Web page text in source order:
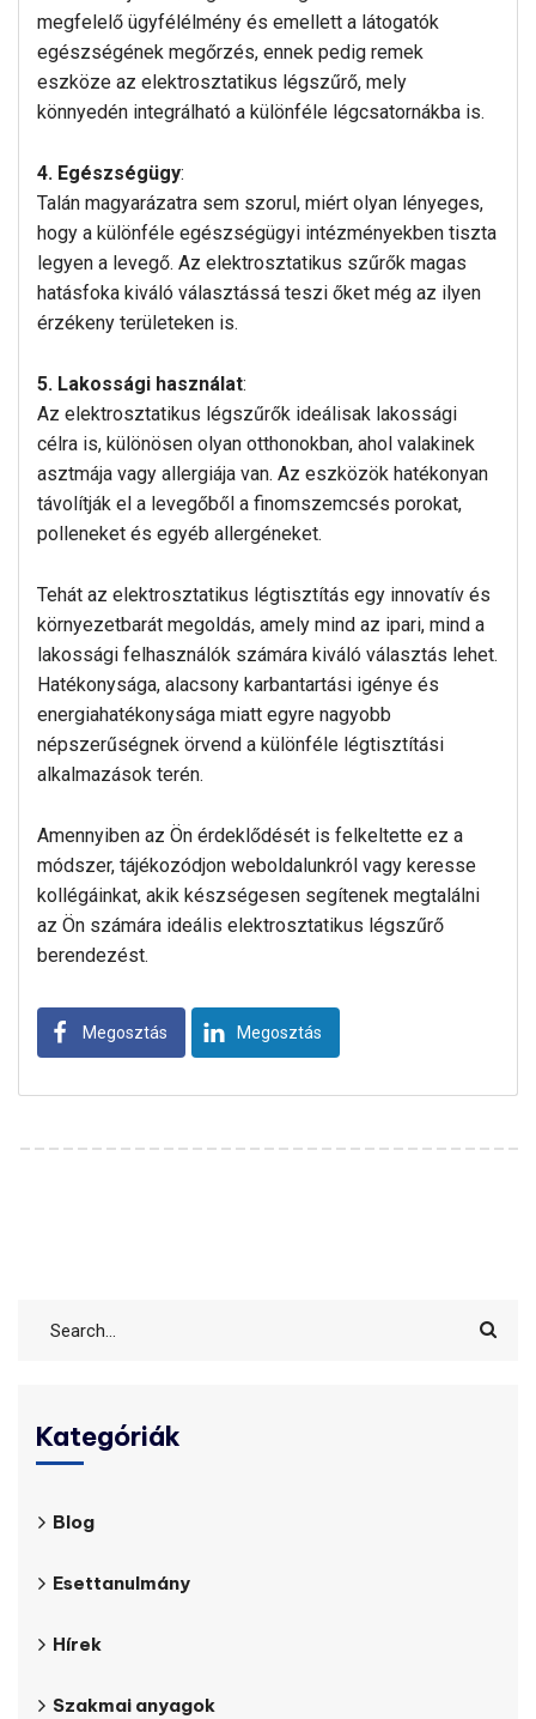
megfelelő ügyfélélmény és emellett a látogatók
egészségének megőrzés, ennek pedig remek
eszköze az elektrosztatikus légszűrő, mely
könnyedén integrálható a különféle légcsatornákba is.
4. Egészségügy:
Talán magyarázatra sem szorul, miért olyan lényeges,
hogy a különféle egészségügyi intézményekben tiszta
legyen a levegő. Az elektrosztatikus szűrők magas
hatásfoka kiváló választássá teszi őket még az ilyen
érzékeny területeken is.
5. Lakossági használat:
Az elektrosztatikus légszűrők ideálisak lakossági
célra is, különösen olyan otthonokban, ahol valakinek
asztmája vagy allergiája van. Az eszközök hatékonyan
távolítják el a levegőből a finomszemcsés porokat,
polleneket és egyéb allergéneket.
Tehát az elektrosztatikus légtisztítás egy innovatív és
környezetbarát megoldás, amely mind az ipari, mind a
lakossági felhasználók számára kiváló választás lehet.
Hatékonysága, alacsony karbantartási igénye és
energiahatékonysága miatt egyre nagyobb
népszerűségnek örvend a különféle légtisztítási
alkalmazások terén.
Amennyiben az Ön érdeklődését is felkeltette ez a
módszer, tájékozódjon weboldalunkról vagy keresse
kollégáinkat, akik készségesen segítenek megtalálni
az Ön számára ideális elektrosztatikus légszűrő
berendezést.
Megosztás Megosztás
Kategóriák
Blog
Esettanulmány
Hírek
Szakmai anyagok